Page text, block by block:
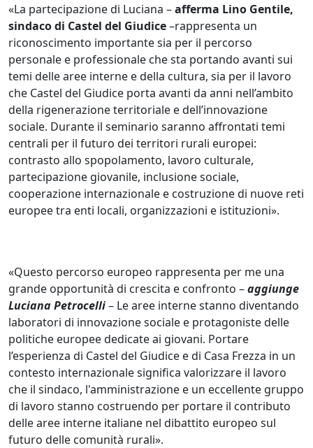
«La partecipazione di Luciana –afferma Lino Gentile,
sindaco di Castel del Giudice–rappresenta un
riconoscimento importante sia per il percorso
personale e professionale che sta portando avanti sui
temi delle aree interne e della cultura, sia per il lavoro
che Castel del Giudice porta avanti da anni nell’ambito
della rigenerazione territoriale e dell’innovazione
sociale. Durante il seminario saranno affrontati temi
centrali per il futuro dei territori rurali europei:
contrasto allo spopolamento, lavoro culturale,
partecipazione giovanile, inclusione sociale,
cooperazione internazionale e costruzione di nuove reti
europee tra enti locali, organizzazioni e istituzioni».
«Questo percorso europeo rappresenta per me una
grande opportunità di crescita e confronto –aggiunge
Luciana Petrocelli– Le aree interne stanno diventando
laboratori di innovazione sociale e protagoniste delle
politiche europee dedicate ai giovani. Portare
l’esperienza di Castel del Giudice e di Casa Frezza in un
contesto internazionale significa valorizzare il lavoro
che il sindaco, l'amministrazione e un eccellente gruppo
di lavoro stanno costruendo per portare il contributo
delle aree interne italiane nel dibattito europeo sul
futuro delle comunità rurali».